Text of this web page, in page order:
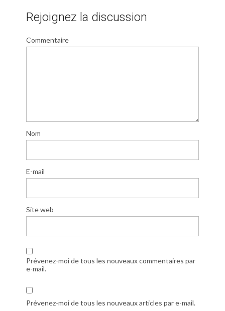
Rejoignez la discussion
Commentaire
Nom
E-mail
Site web
Prévenez-moi de tous les nouveaux commentaires par
e-mail.
Prévenez-moi de tous les nouveaux articles par e-mail.